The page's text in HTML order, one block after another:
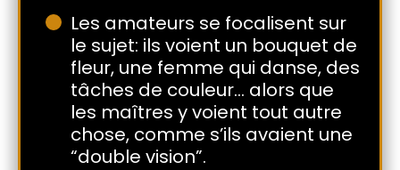
Les amateurs se focalisent sur
le sujet: ils voient un bouquet de
fleur, une femme qui danse, des
tâches de couleur… alors que
les maîtres y voient tout autre
chose, comme s’ils avaient une
“double vision”.